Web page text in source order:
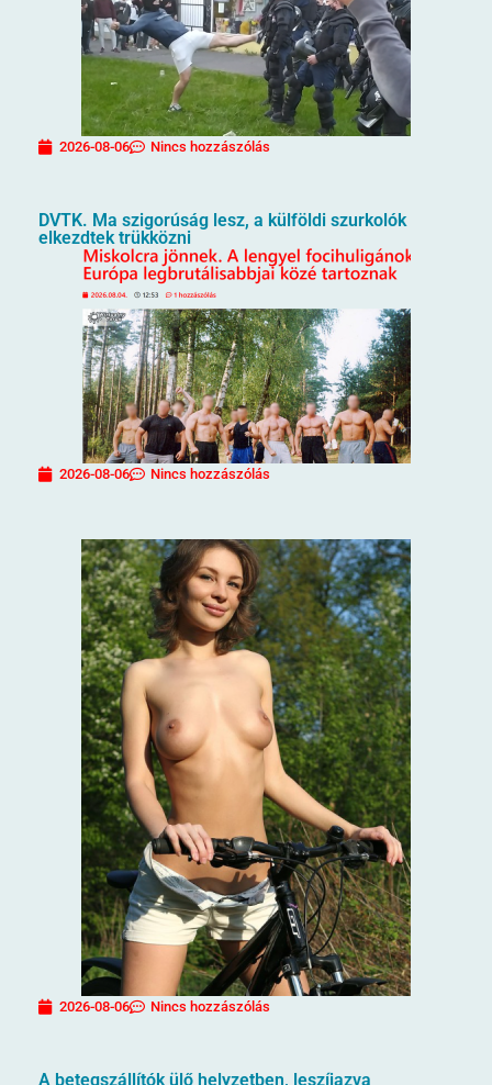
2026-08-06 Nincs hozzászólás
DVTK. Ma szigorúság lesz, a külföldi szurkolók
elkezdtek trükközni
2026-08-06 Nincs hozzászólás
2026-08-06 Nincs hozzászólás
A betegszállítók ülő helyzetben, leszíjazva